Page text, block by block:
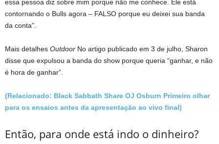
essa pessoa diz sobre mim porque não me conhece. Ele está
contornando o Bulls agora – FALSO porque eu deixei sua banda
da conta”.
Mais detalhes Outdoor No artigo publicado em 3 de julho, Sharon
disse que expulsou a banda do show porque queria “ganhar, e não
é hora de ganhar”.
(Relacionado: Black Sabbath Share OJ Osburn Primeiro olhar
para os ensaios antes da apresentação ao vivo final)
Então, para onde está indo o dinheiro?